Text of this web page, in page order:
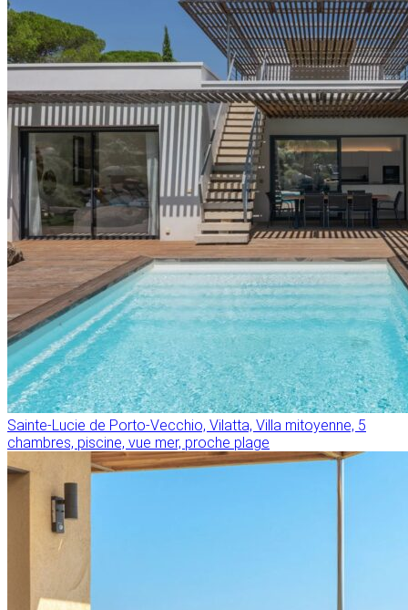
Sainte-Lucie de Porto-Vecchio, Vilatta, Villa mitoyenne, 5
chambres, piscine, vue mer, proche plage